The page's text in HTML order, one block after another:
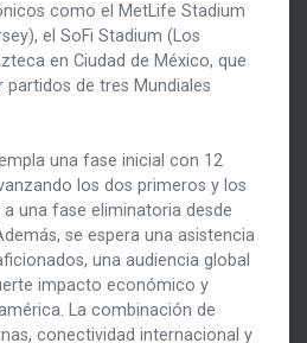
como el MetLife Stadium
el SoFi Stadium (Los
en Ciudad de México, que
partidos de tres Mundiales
una fase inicial con 12
los dos primeros y los
una fase eliminatoria desde
se espera una asistencia
una audiencia global
impacto económico y
La combinación de
conectividad internacional y